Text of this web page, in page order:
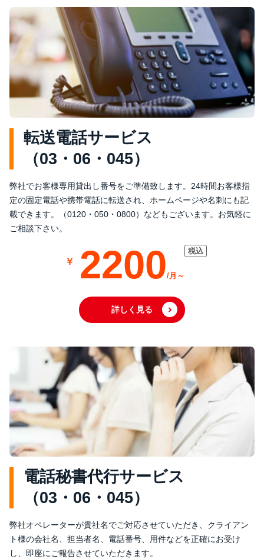
転送電話サービス
（03・06・045）
弊社でお客様専用貸出し番号をご準備致します。24時間お客様指
定の固定電話や携帯電話に転送され、ホームページや名刺にも記
載できます。（0120・050・0800）などもございます。お気軽に
ご相談下さい。
2200
詳しく見る
電話秘書代行サービス
（03・06・045）
弊社オペレーターが貴社名でご対応させていただき、クライアン
ト様の会社名、担当者名、電話番号、用件などを正確にお受け
し、即座にご報告させていただきます。